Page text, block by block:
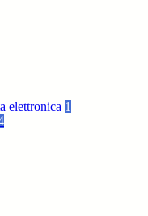
elettronica 1